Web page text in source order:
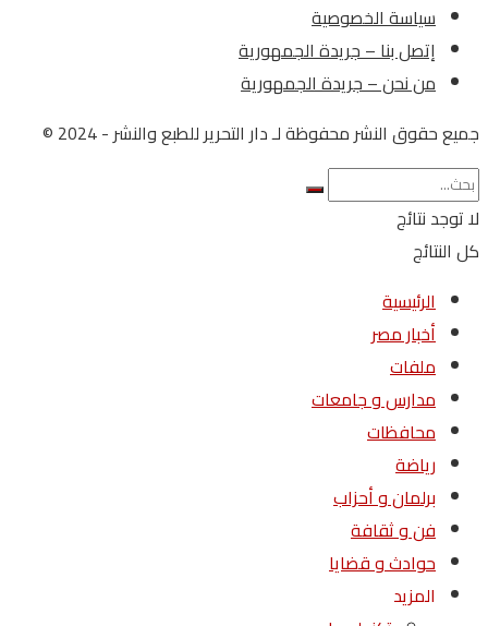
سياسة الخصوصية
إتصل بنا – جريدة الجمهورية
من نحن – جريدة الجمهورية
جميع حقوق النشر محفوظة لـ دار التحرير للطبع والنشر - 2024 ©
لا توجد نتائج
كل النتائج
الرئيسية
أخبار مصر
ملفات
مدارس و جامعات
محافظات
رياضة
برلمان و أحزاب
فن و ثقافة
حوادث و قضايا
المزيد